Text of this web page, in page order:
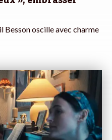
Besson oscille avec charme